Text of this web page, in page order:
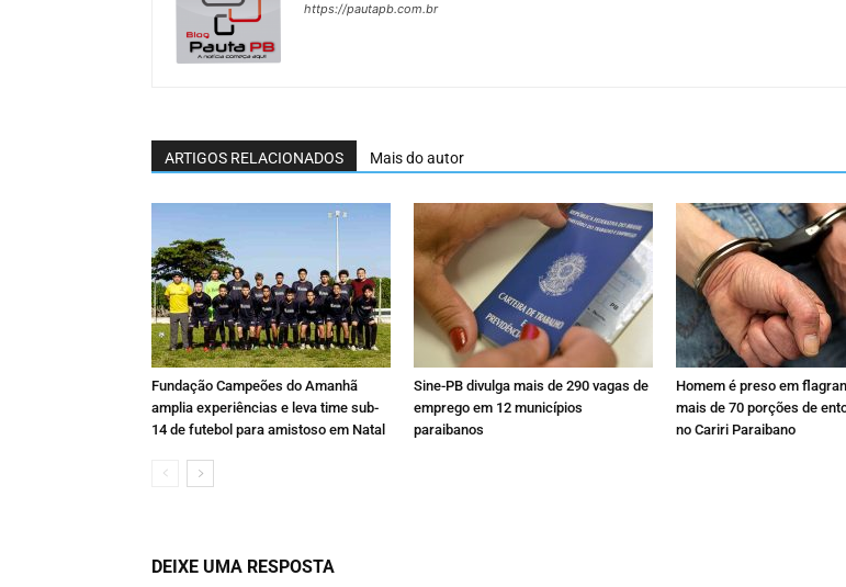
https://pautapb.com.br
ARTIGOS RELACIONADOS Mais do autor
Fundação Campeões do Amanhã
amplia experiências e leva time sub-
14 de futebol para amistoso em Natal
Sine-PB divulga mais de 290 vagas de
emprego em 12 municípios
paraibanos
Homem é preso em
mais de 70 porções de
no Cariri Paraibano
DEIXE UMA RESPOSTA